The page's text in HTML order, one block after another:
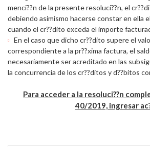
menci??n de la presente resoluci??n, el
debiendo asimismo hacerse constar en ella
cuando el cr??dito exceda el importe
En el caso que dicho cr??dito supere el
correspondiente a la pr??xima factura, el
necesariamente ser acreditado en las
la concurrencia de los cr??ditos y d??bitos
Para acceder a la resoluci??n
40/2019, ingresar